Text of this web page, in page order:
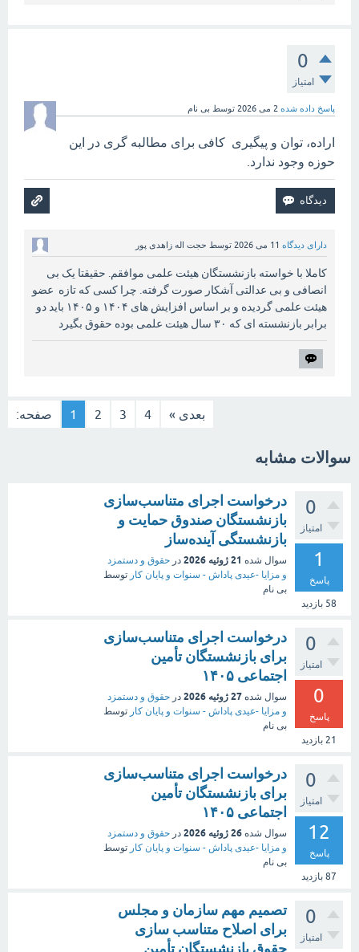
0
امتیاز
پاسخ داده شده 2 می 2026 توسط بی نام
اراده، توان و پیگیری کافی برای مطالبه گری در این
حوزه وجود ندارد.
دارای دیدگاه 11 می 2026 توسط حجت اله زاهدی پور
کاملا با خواسته بازنشستگان هیئت علمی موافقم. حقیقتا یک بی
انصافی و بی عدالتی آشکار صورت گرفته. چرا کسی که تازه عضو
هیئت علمی گردیده و بر اساس افزایش های ۱۴۰۴ و ۱۴۰۵ باید دو
برابر بازنشسته ای که ۳۰ سال هیئت علمی بوده حقوق بگیرد
صفحه: 1 2 3 4 بعدی »
سوالات مشابه
0
امتیاز
1
پاسخ
58 بازدید
درخواست اجرای متناسب‌سازی
بازنشستگان صندوق حمایت و
بازنشستگی آینده‌ساز
سوال شده 21 ژوئیه 2026 در حقوق و دستمزد
و مزایا -عیدی پاداش - سنوات و پایان کار توسط
بی نام
0
امتیاز
0
پاسخ
21 بازدید
درخواست اجرای متناسب‌سازی
برای بازنشستگان تأمین
اجتماعی ۱۴۰۵
سوال شده 27 ژوئیه 2026 در حقوق و دستمزد
و مزایا -عیدی پاداش - سنوات و پایان کار توسط
بی نام
0
امتیاز
12
پاسخ
87 بازدید
درخواست اجرای متناسب‌سازی
برای بازنشستگان تأمین
اجتماعی ۱۴۰۵
سوال شده 26 ژوئیه 2026 در حقوق و دستمزد
و مزایا -عیدی پاداش - سنوات و پایان کار توسط
بی نام
0
امتیاز
تصمیم مهم سازمان و مجلس
برای اصلاح متناسب‌ سازی
حقوق بازنشستگان تأمین